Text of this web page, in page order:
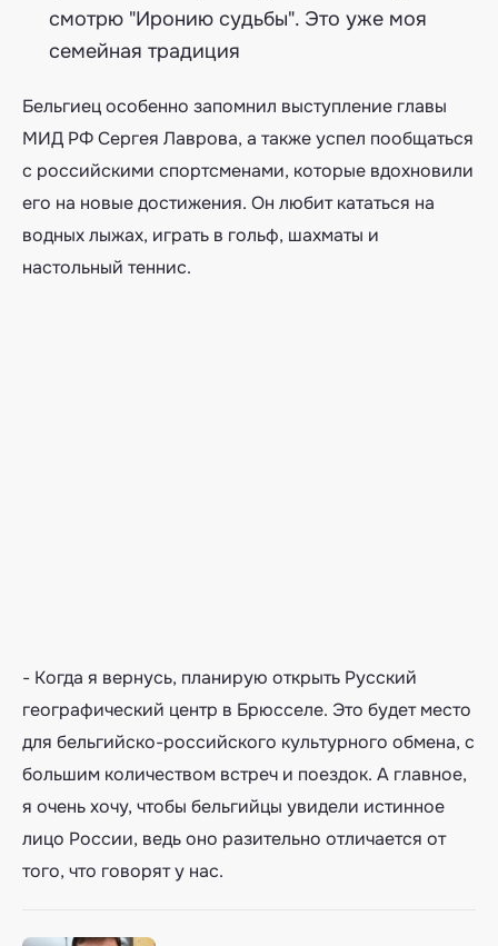
смотрю "Иронию судьбы". Это уже моя
семейная традиция
Бельгиец особенно запомнил выступление главы
МИД РФ Сергея Лаврова, а также успел пообщаться
с российскими спортсменами, которые вдохновили
его на новые достижения. Он любит кататься на
водных лыжах, играть в гольф, шахматы и
настольный теннис.
- Когда я вернусь, планирую открыть Русский
географический центр в Брюсселе. Это будет место
для бельгийско-российского культурного обмена, с
большим количеством встреч и поездок. А главное,
я очень хочу, чтобы бельгийцы увидели истинное
лицо России, ведь оно разительно отличается от
того, что говорят у нас.